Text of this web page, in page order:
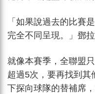
「如果說過去的比賽
完全不同呈現。」鄧拉
就像本賽季，全聯盟
超過5次，要再找到其
下探向球隊的替補席